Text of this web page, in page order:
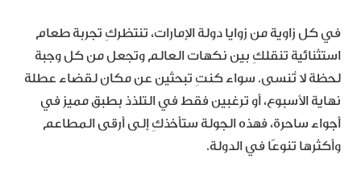
في كل زاوية من زوايا دولة الإمارات، تنتظركِ تجربة طعام
استثنائية تنقلكِ بين نكهات العالم وتجعل من كل وجبة
لحظة لا تُنسى. سواء كنتِ تبحثين عن مكان لقضاء عطلة
نهاية الأسبوع، أو ترغبين فقط في التلذذ بطبق مميز في
أجواء ساحرة، فهذه الجولة ستأخذكِ إلى أرقى المطاعم
وأكثرها تنوعًا في الدولة.